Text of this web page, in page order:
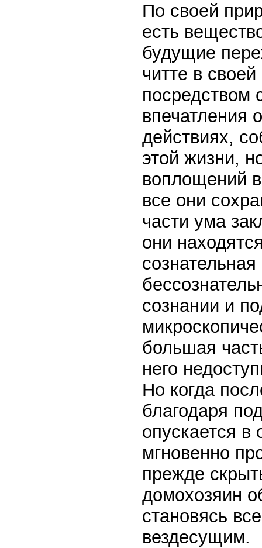
По своей
есть
будущие
читте в
посредством
впечатления
действиях,
этой жизни,
воплощений
все они
части ума
они
сознании и
большая
него
Но когда
благодаря
опускается
мгновенно
прежде
домохозяин
становясь
вездесущим.